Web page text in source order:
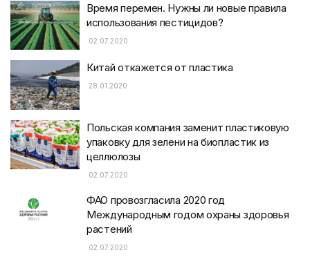
Время перемен. Нужны ли новые правила
использования пестицидов?
02.07.2020
Китай откажется от пластика
28.01.2020
Польская компания заменит пластиковую
упаковку для зелени на биопластик из
целлюлозы
02.07.2020
ФАО провозгласила 2020 год
Международным годом охраны здоровья
растений
02.07.2020